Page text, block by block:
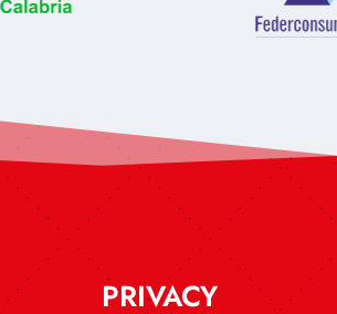
PRIVACY